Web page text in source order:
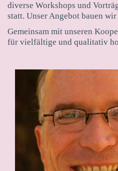
diverse Workshops und
statt. Unser Angebot bauen
Gemeinsam mit unseren
für vielfältige und qualitativ